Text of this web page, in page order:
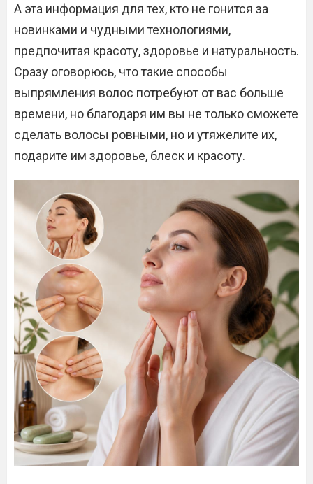
А эта информация для тех, кто не гонится за
новинками и чудными технологиями,
предпочитая красоту, здоровье и натуральность.
Сразу оговорюсь, что такие способы
выпрямления волос потребуют от вас больше
времени, но благодаря им вы не только сможете
сделать волосы ровными, но и утяжелите их,
подарите им здоровье, блеск и красоту.